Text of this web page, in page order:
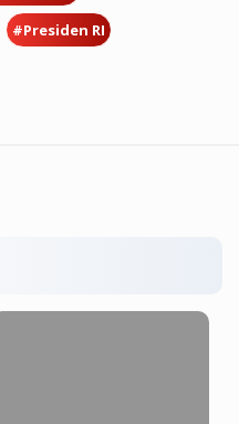
#Presiden RI